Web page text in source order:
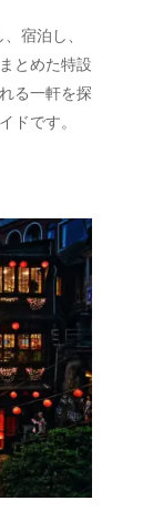
宿泊し、
とめた特設
る一軒を探
ドです。